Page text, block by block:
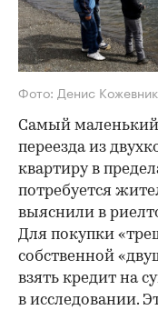
Фото: Денис
Самый
переезда из
квартиру в
потребуется
выяснили в
Для покупки
собственной
взять кредит на
в исследовании.